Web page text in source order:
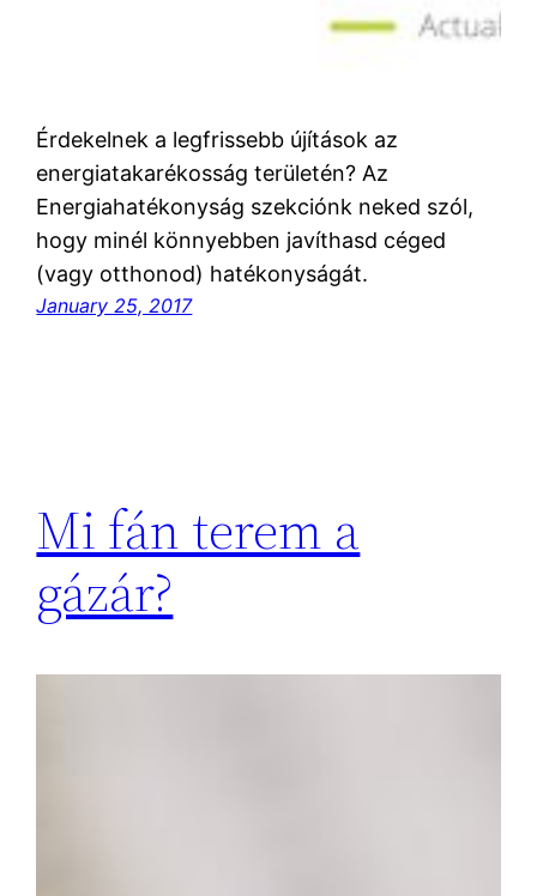
Érdekelnek a legfrissebb újítások az
energiatakarékosság területén? Az
Energiahatékonyság szekciónk neked szól,
hogy minél könnyebben javíthasd céged
(vagy otthonod) hatékonyságát.
January 25, 2017
Mi fán terem a
gázár?